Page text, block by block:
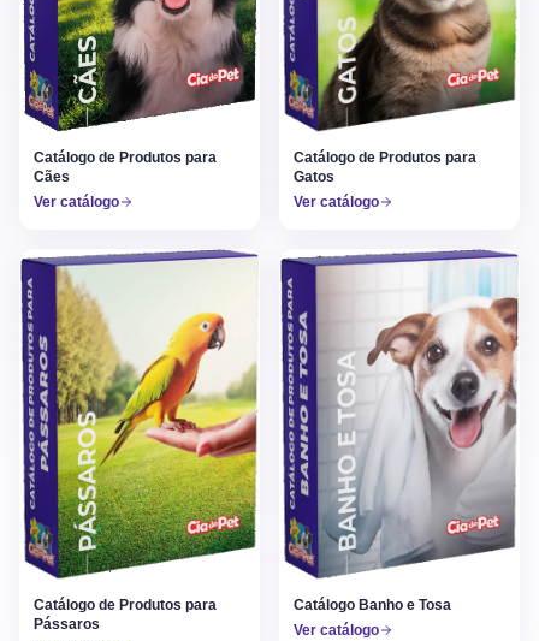
Catálogo de Produtos para
Cães
Ver catálogo
Catálogo de Produtos para
Gatos
Ver catálogo
Catálogo de Produtos para
Pássaros
Catálogo Banho e Tosa
Ver catálogo